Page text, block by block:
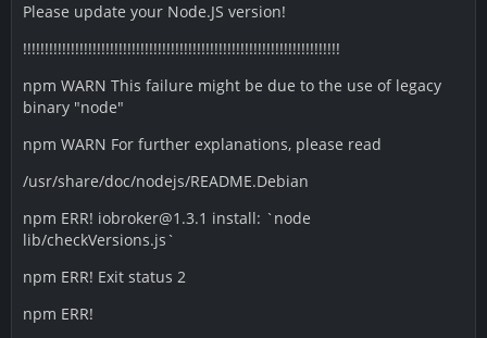
Please update your Node.JS version!
!!!!!!!!!!!!!!!!!!!!!!!!!!!!!!!!!!!!!!!!!!!!!!!!!!!!!!!!!!!!!!!!!!!!!!!!!
npm WARN This failure might be due to the use of legacy
binary "node"
npm WARN For further explanations, please read
/usr/share/doc/nodejs/README.Debian
npm ERR! iobroker@1.3.1 install: `node
lib/checkVersions.js`
npm ERR! Exit status 2
npm ERR!